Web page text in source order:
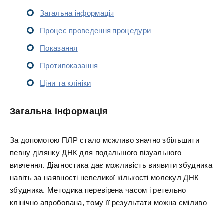
Загальна інформація
Процес проведення процедури
Показання
Протипоказання
Ціни та клініки
Загальна інформація
За допомогою ПЛР стало можливо значно збільшити
певну ділянку ДНК для подальшого візуального
вивчення. Діагностика дає можливість виявити збудника
навіть за наявності невеликої кількості молекул ДНК
збудника. Методика перевірена часом і ретельно
клінічно апробована, тому її результати можна сміливо